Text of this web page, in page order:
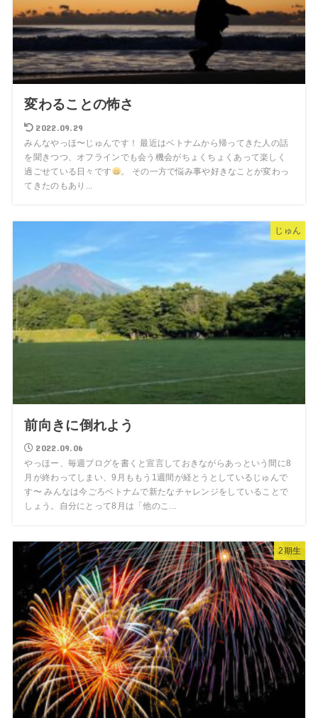
変わることの怖さ
2022.09.29
みんなやっほ〜じゅんです！ 最近はベトナムから帰ってきた人の話
を聞きつつ、オフラインでも会う機会がちょくちょくあって楽しく
過ごせている日々です
。 その一方で悩み事や好きなことが変わっ
てきたのもあり...
じゅん
前向きに倒れよう
2022.09.06
やっほー、毎週ブログを書くと宣言しておきながらあっという間に8
月が終わってしまい、9月ももう1週間が経とうとしているじゅんで
す〜 みんなは今ごろベトナムで新たなチャレンジをしていることで
しょう。自分にとって8月は「他のこ...
2期生